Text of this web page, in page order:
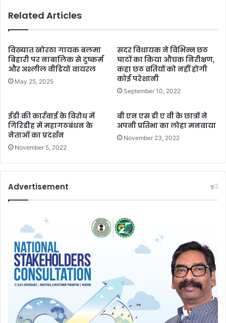
Related Articles
विख्यात खोरठा गायक बलमा
बिहारी पर नाबालिक से दुष्कर्म
और अश्लील वीडियो वायरल
May 25, 2025
सदर विधायक ने विभिन्न छठ
घाटों का किया औचक निरीक्षण,
कहा छठ व्रतियों को नहीं होगी
कोई परेशानी
September 10, 2022
ईडी की कार्रवाई के विरोध में
गिरिडीह में महागठबंधन के
नेताओं का प्रदर्शन
November 5, 2022
बी एन एस डी ए वी के छात्रों ने
अपनी प्रतिभा का लोहा मनवाया
November 23, 2022
Advertisement